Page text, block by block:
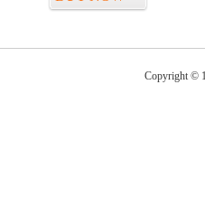
Copyright ©